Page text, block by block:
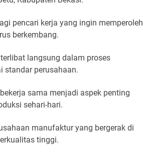
pencari kerja yang ingin memperoleh
berkembang.
langsung dalam proses
standar perusahaan.
sama menjadi aspek penting
sehari-hari.
manufaktur yang bergerak di
tinggi.